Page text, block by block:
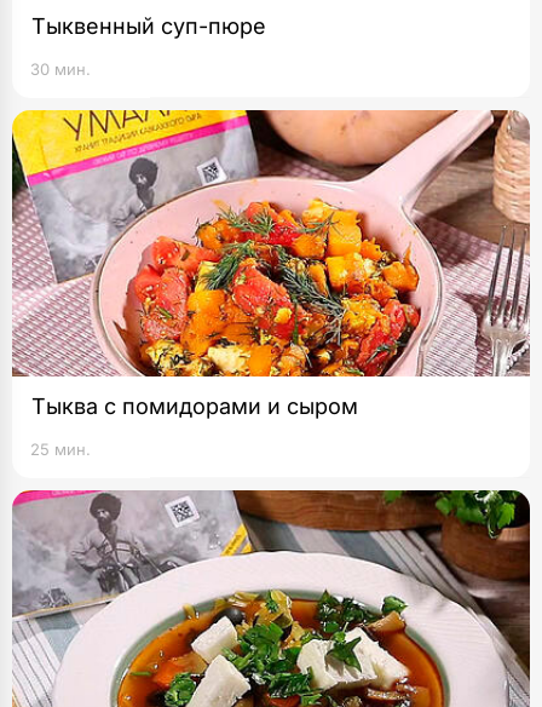
Тыквенный суп-пюре
30 мин.
Тыква с помидорами и сыром
25 мин.